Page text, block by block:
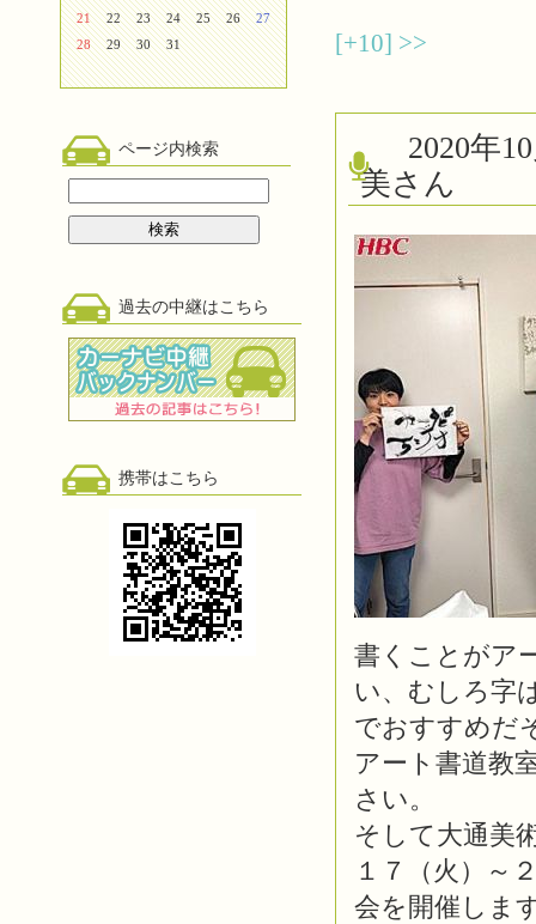
21
22 23 24 25 26
27
28
29 30 31
ページ内検索
過去の中継はこちら
携帯はこちら
[+10] >>
2020年
美さん
書くことがア
い、むしろ字
でおすすめだ
アート書道教
さい。
そして大通美
１７（火）～
会を開催しま